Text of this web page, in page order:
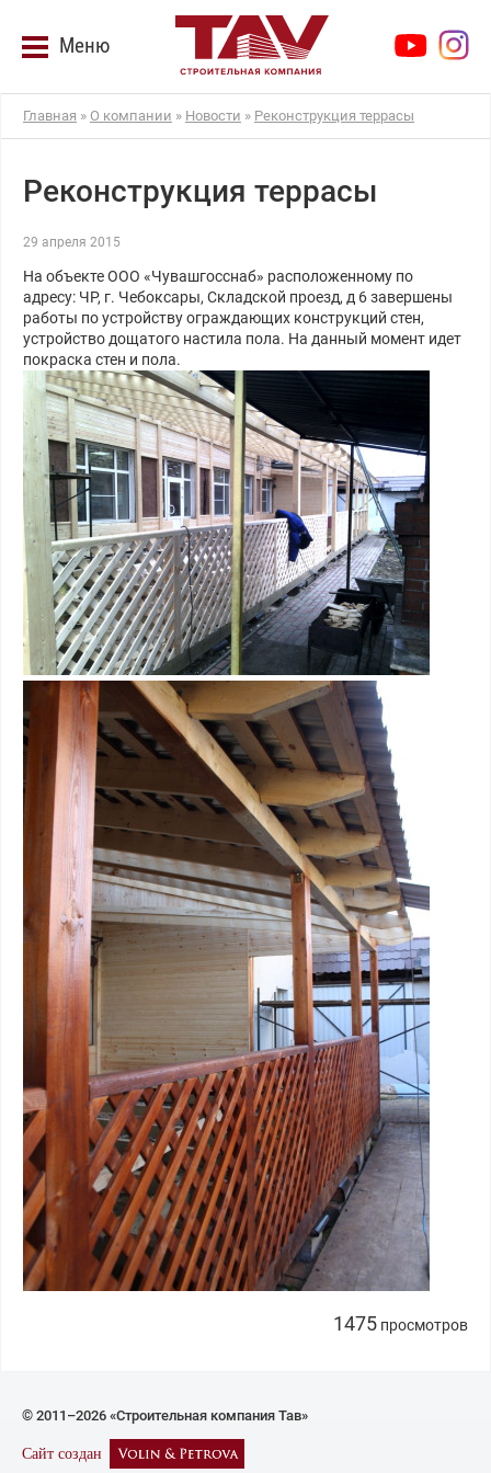
Меню
Главная » О компании » Новости » Реконструкция террасы
Реконструкция террасы
29 апреля 2015
На объекте ООО «Чувашгосснаб» расположенному по
адресу: ЧР, г. Чебоксары, Складской проезд, д 6 завершены
работы по устройству ограждающих конструкций стен,
устройство дощатого настила пола. На данный момент идет
покраска стен и пола.
1475 просмотров
© 2011–2026 «Строительная компания Тав»
Сайт создан